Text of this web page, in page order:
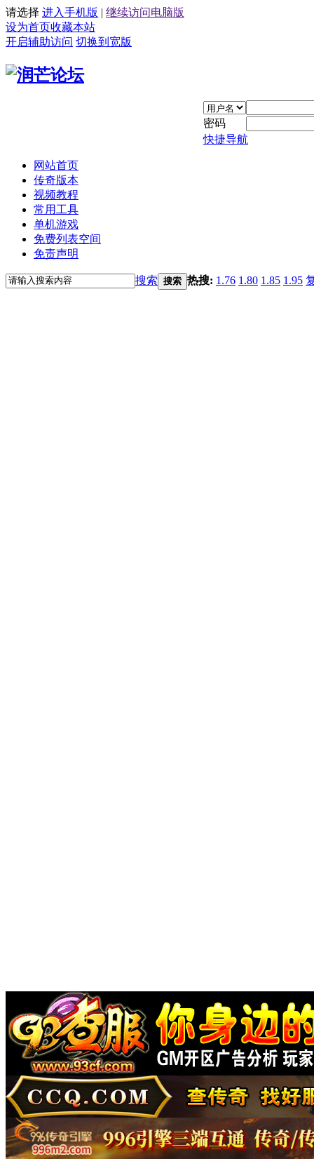
请选择 进入手机版 | 继续访问电脑版
设为首页收藏本站
开启辅助访问 切换到宽版
密码
快捷导航
网站首页
传奇版本
视频教程
常用工具
单机游戏
免费列表空间
免责声明
搜索 搜索 热搜: 1.76 1.80 1.85 1.95